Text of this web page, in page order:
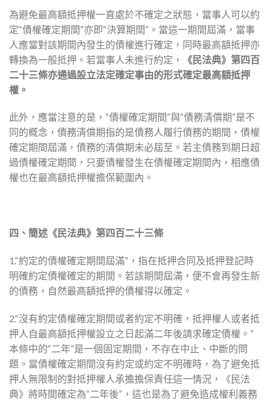
為避免最高額抵押權一直處於不確定之狀態，當事人可以約
定“債權確定期間”亦即“決算期間”。當這一期間屆滿，當事
人應當對該期間內發生的債權進行確定，同時最高額抵押亦
轉換為一般抵押。若當事人未進行約定，
《民法典》第四百
二十三條亦通過設立法定確定事由的形式確定最高額抵押
權。
此外，應當注意的是，“債權確定期間”與“債務清償期”是不
同的概念，債務清償期指的是債務人履行債務的期間，債權
確定期間屆滿，債務的清償期未必屆至。若主債務到期日超
過債權確定期間，只要債權發生在債權確定期間內，相應債
權也在最高額抵押權擔保範圍內。
四、簡述《民法典》第四百二十三條
1.“約定的債權確定期間屆滿”，指在抵押合同及抵押登記時
明確約定債權確定的期間。若該期間屆滿，便不會再發生新
的債務，自然最高額抵押的債權得以確定。
2.“沒有約定債權確定期間或者約定不明確，抵押權人或者抵
押人自最高額抵押權設立之日起滿二年後請求確定債權。”
本條中的“二年”是一個固定期間，不存在中止、中斷的問
題。當債權確定期間沒有約定或約定不明確時，為了避免抵
押人無限制的對抵押權人承擔擔保責任這一情況，《民法
典》將時間確定為“二年後”，這也是為了避免造成權利義務